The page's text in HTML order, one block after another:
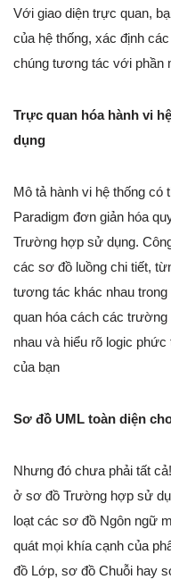
Với giao diện trực quan,
của hệ thống, xác định
chúng tương tác với phần
Trực quan hóa hành vi
dụng
Mô tả hành vi hệ thống có
Paradigm đơn giản hóa
Trường hợp sử dụng.
các sơ đồ luồng chi tiết,
tương tác khác nhau
quan hóa cách các
nhau và hiểu rõ logic
của bạn
Sơ đồ UML toàn diện
Nhưng đó chưa phải tất
ở sơ đồ Trường hợp sử
loạt các sơ đồ Ngôn ngữ
quát mọi khía cạnh của
đồ Lớp, sơ đồ Chuỗi hay